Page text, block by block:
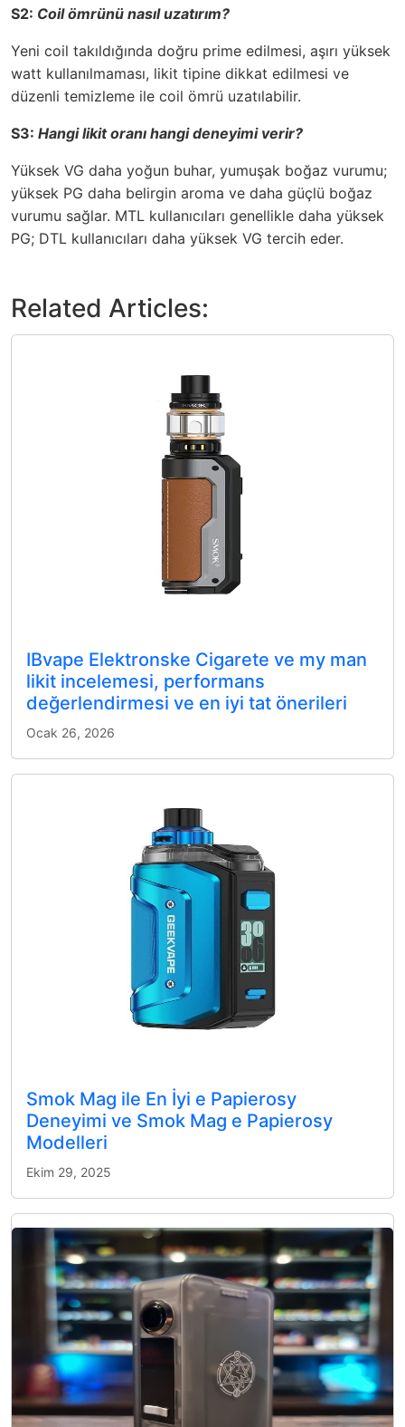
S2: Coil ömrünü nasıl uzatırım?
Yeni coil takıldığında doğru prime edilmesi, aşırı yüksek
watt kullanılmaması, likit tipine dikkat edilmesi ve
düzenli temizleme ile coil ömrü uzatılabilir.
S3: Hangi likit oranı hangi deneyimi verir?
Yüksek VG daha yoğun buhar, yumuşak boğaz vurumu;
yüksek PG daha belirgin aroma ve daha güçlü boğaz
vurumu sağlar. MTL kullanıcıları genellikle daha yüksek
PG; DTL kullanıcıları daha yüksek VG tercih eder.
Related Articles:
IBvape Elektronske Cigarete ve my man
likit incelemesi, performans
değerlendirmesi ve en iyi tat önerileri
Ocak 26, 2026
Smok Mag ile En İyi e Papierosy
Deneyimi ve Smok Mag e Papierosy
Modelleri
Ekim 29, 2025